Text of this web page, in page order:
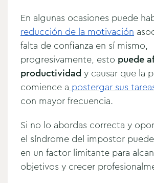
En algunas ocasiones puede
reducción de la motivación
falta de confianza en sí mismo,
progresivamente, esto puede
productividad y causar que la
comience a postergar sus
con mayor frecuencia.
Si no lo abordas correcta y
el síndrome del impostor
en un factor limitante para
objetivos y crecer